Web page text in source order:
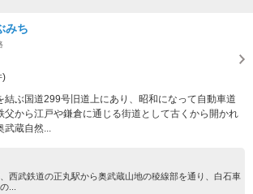
みち
)
結ぶ国道299号旧道上にあり、昭和になって自動車道
父から江戸や鎌倉に通じる街道として古くから開かれ
蔵自然...
西武鉄道の正丸駅から奥武蔵山地の稜線部を通り、白石車
...